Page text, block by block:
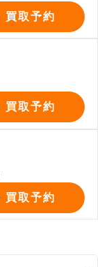
買取予約
買取予約
買取予約